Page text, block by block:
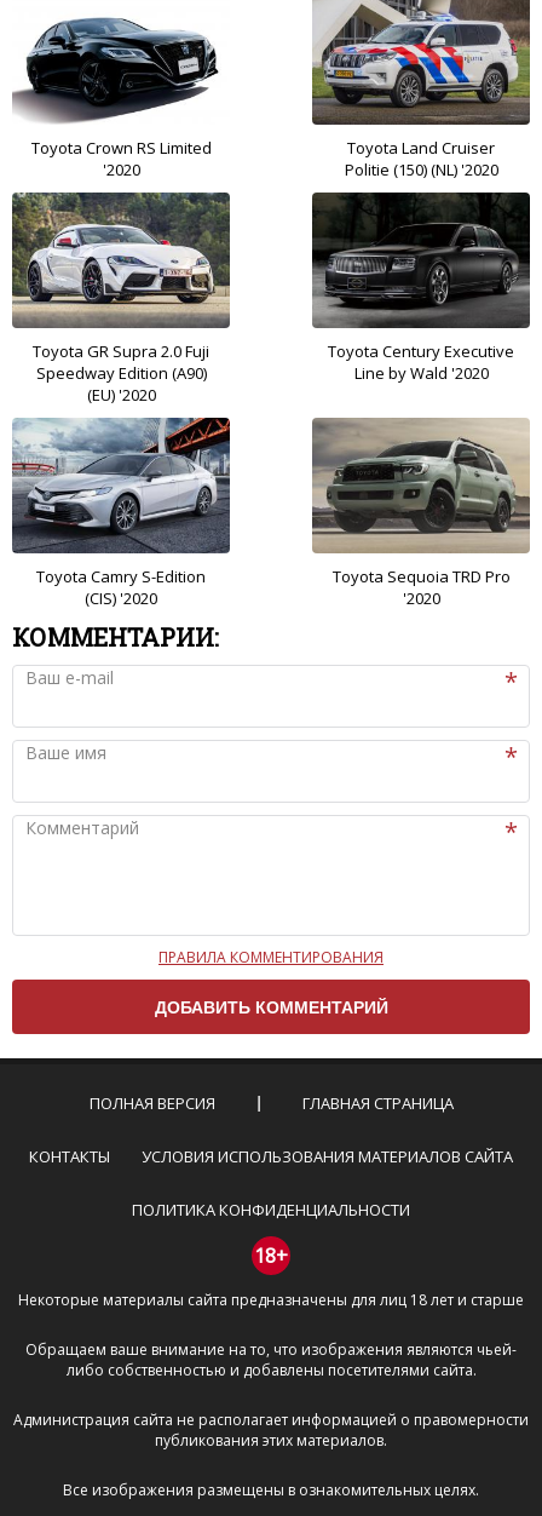
Toyota Crown RS Limited
'2020
Toyota Land Cruiser
Politie (150) (NL) '2020
Toyota GR Supra 2.0 Fuji
Speedway Edition (A90)
(EU) '2020
Toyota Century Executive
Line by Wald '2020
Toyota Camry S-Edition
(CIS) '2020
Toyota Sequoia TRD Pro
'2020
КОММЕНТАРИИ:
Ваш e-mail
Ваше имя
Комментарий
Чтобы ваш комментарий был опубликован на сайте,
вам нужно придерживаться следующих правил:
Комментарий не может быть слишком
эмоциональных высказываний.
Не стоит отклоняться от предмета обсуждения.
Пожалуйста, не используйте в комментарие
призывы к насилию и высказывания,
направленные на разжигание расовой,
межнациональной и религиозной розни —
пожалейте наших модераторов, они кстати
очень славные ребята, поверьте.
буквами.
Не копируйте рецензии с других сайтов, нам
важно именно ваше мнение.
Не размещайте рекламу!
И запаситесь терпением, все комментарии
ПРАВИЛА КОММЕНТИРОВАНИЯ
ПОЛНАЯ ВЕРСИЯ ГЛАВНАЯ СТРАНИЦА
КОНТАКТЫ УСЛОВИЯ ИСПОЛЬЗОВАНИЯ МАТЕРИАЛОВ САЙТА
ПОЛИТИКА КОНФИДЕНЦИАЛЬНОСТИ
18+
Некоторые материалы сайта предназначены для лиц 18 лет и старше
Обращаем ваше внимание на то, что изображения являются чьей-
либо собственностью и добавлены посетителями сайта.
Администрация сайта не располагает информацией о правомерности
публикования этих материалов.
Все изображения размещены в ознакомительных целях.